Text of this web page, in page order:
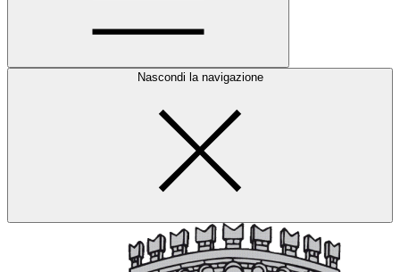
Nascondi la navigazione